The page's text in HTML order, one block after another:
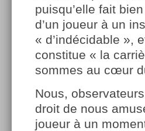
puisqu’elle fait
d’un joueur à un
« d’indécidable »,
constitue « la
sommes au cœur
Nous,
droit de nous
joueur à un